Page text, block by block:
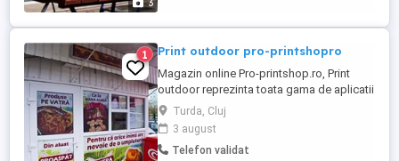
3
satinata inlatura ...
1 Print outdoor pro-printshopro
Magazin online Pro-printshop.ro, Print
outdoor reprezinta toata gama de aplicatii
de promovare si publicitate outdoor
afisate in exteriorul cladirilor, spatiilor
comerciale sau in zone de impact.
Aplicatiile outdoor sunt foarte variate:
Turda, Cluj
3 august
Telefon validat